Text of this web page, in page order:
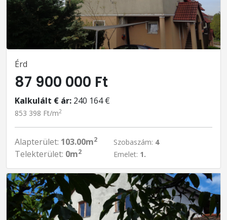
Érd
87 900 000 Ft
Kalkulált € ár: 240 164 €
853 398 Ft/m2
Alapterület: 103.00m2
Telekterület: 0m2
Szobaszám: 4
Emelet: 1.